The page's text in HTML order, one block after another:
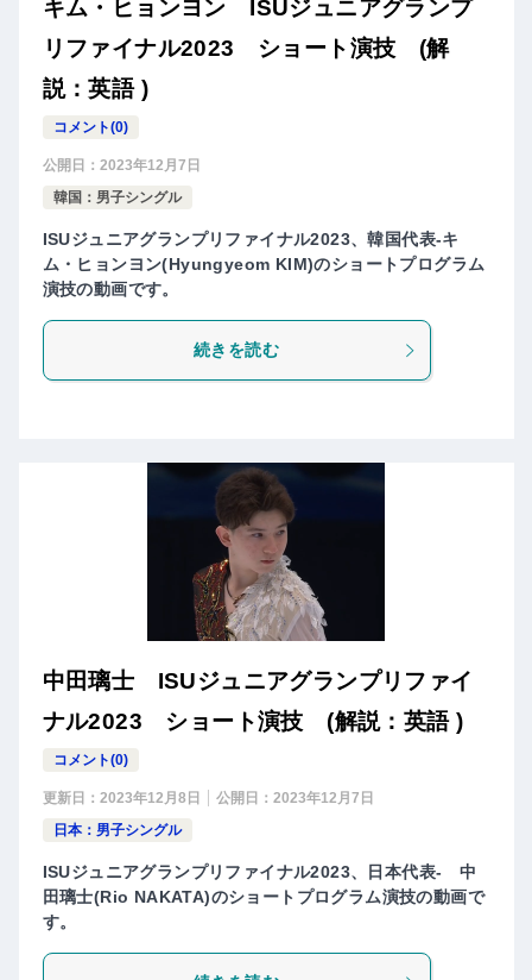
キム・ヒョンヨン ISUジュニアグランプ
リファイナル2023 ショート演技 (解
説：英語 )
コメント(0)
公開日： 2023年12月7日
韓国：男子シングル
ISUジュニアグランプリファイナル2023、韓国代表-キ
ム・ヒョンヨン(Hyungyeom KIM)のショートプログラム
演技の動画です。
続きを読む
中田璃士 ISUジュニアグランプリファイ
ナル2023 ショート演技 (解説：英語 )
コメント(0)
更新日： 2023年12月8日 公開日： 2023年12月7日
日本：男子シングル
ISUジュニアグランプリファイナル2023、日本代表- 中
田璃士(Rio NAKATA)のショートプログラム演技の動画で
す。